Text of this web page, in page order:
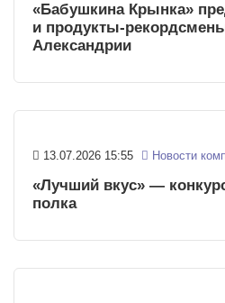
«Бабушкина Крынка»
и продукты-
Александрии
13.07.2026 15:55 Новости
«Лучший вкус» —
полка